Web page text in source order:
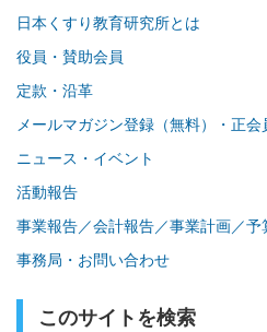
日本くすり教育研究所とは
役員・賛助会員
定款・沿革
メールマガジン登録（無料）・正会
ニュース・イベント
活動報告
事業報告／会計報告／事業計画／予
事務局・お問い合わせ
このサイトを検索